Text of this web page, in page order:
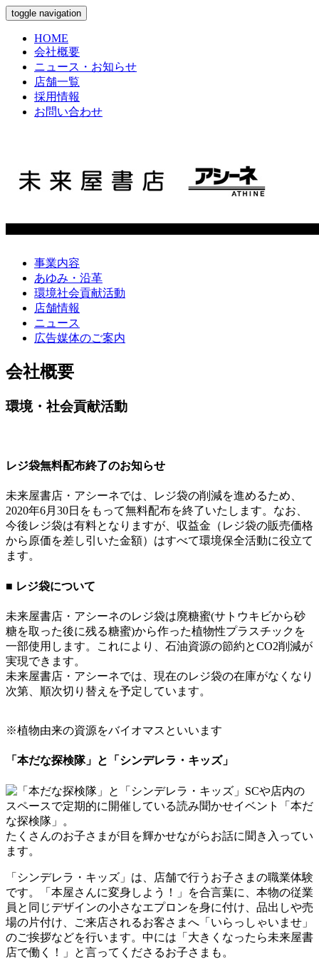
toggle navigation
HOME
会社概要
ニュース・お知らせ
店舗一覧
採用情報
お問い合わせ
事業内容
あゆみ・沿革
環境社会貢献活動
店舗情報
ニュース
広告媒体のご案内
会社概要
環境・社会貢献活動
レジ袋無料配布終了のお知らせ
未来屋書店・アシーネでは、レジ袋の削減を進めるため、
2020年6月30日をもって無料配布を終了いたします。なお、
今後レジ袋は有料となりますが、収益金（レジ袋の販売価格
から原価を差し引いた金額）はすべて環境保全活動に役立て
ます。
■ レジ袋について
未来屋書店・アシーネのレジ袋は廃糖蜜(サトウキビから砂
糖を取った後に残る糖蜜)から作った植物性プラスチックを
一部使用します。これにより、石油資源の節約とCO2削減が
実現できます。
未来屋書店・アシーネでは、現在のレジ袋の在庫がなくなり
次第、順次切り替えを予定しています。
※植物由来の資源をバイオマスといいます
「本だな探検隊」と「シンデレラ・キッズ」
SCや店内の
スペースで定期的に開催している読み聞かせイベント「本だ
な探検隊」。
たくさんのお子さまが目を輝かせながらお話に聞き入ってい
ます。
「シンデレラ・キッズ」は、店舗で行うお子さまの職業体験
です。「本屋さんに変身しよう！」を合言葉に、本物の従業
員と同じデザインの小さなエプロンを身に付け、品出しや売
場の片付け、ご来店されるお客さまへ「いらっしゃいませ」
のご挨拶などを行います。中には「大きくなったら未来屋書
店で働く！」と言ってくださるお子さまも。